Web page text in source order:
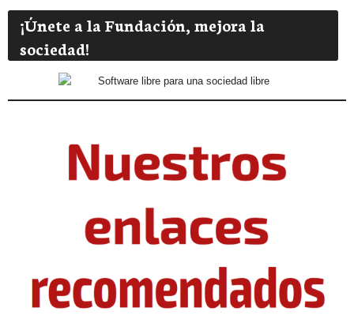
¡Únete a la Fundación, mejora la
sociedad!